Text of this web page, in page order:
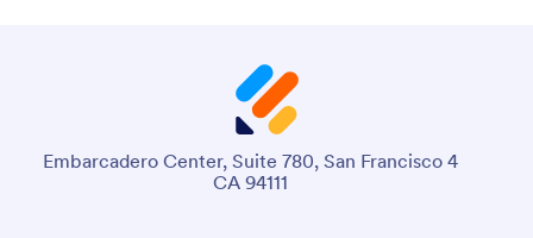
4 Embarcadero Center, Suite 780, San Francisco
CA 94111